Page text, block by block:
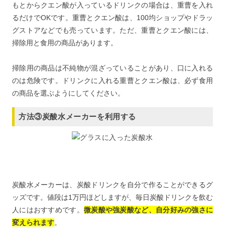
もとからクエン酸が入っているドリンクの場合は、重曹を入れ
るだけでOKです。重曹とクエン酸は、100均ショップやドラッ
グストアなどでも売っています。ただ、重曹とクエン酸には、
掃除用と食用の商品があります。
掃除用の商品は不純物が混ざっていることがあり、口に入れる
のは危険です。ドリンクに入れる重曹とクエン酸は、必ず食用
の商品を選ぶようにしてください。
方法③炭酸水メーカーを利用する
炭酸水メーカーは、炭酸ドリンクを自分で作ることができるグ
ッズです。値段は1万円ほどしますが、毎日炭酸ドリンクを飲む
人にはおすすめです。 微炭酸や強炭酸など、自分好みの強さに
変えられます。